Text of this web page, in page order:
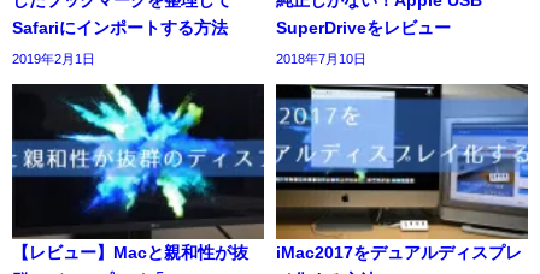
Safariにインポートする方法
2019年2月1日
SuperDriveをレビュー
2018年7月10日
【レビュー】Macと親和性が抜
iMac2017をデュアルディスプレ